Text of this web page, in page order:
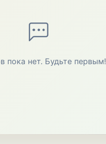
пока нет. Будьте первым!